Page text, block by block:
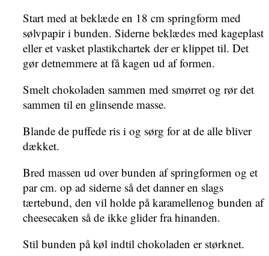
Start med at beklæde en 18 cm springform med
sølvpapir i bunden. Siderne beklædes med kageplast
eller et vasket plastikchartek der er klippet til. Det
gør detnemmere at få kagen ud af formen.
Smelt chokoladen sammen med smørret og rør det
sammen til en glinsende masse.
Blande de puffede ris i og sørg for at de alle bliver
dækket.
Bred massen ud over bunden af springformen og et
par cm. op ad siderne så det danner en slags
tærtebund, den vil holde på karamellenog bunden af
cheesecaken så de ikke glider fra hinanden.
Stil bunden på køl indtil chokoladen er størknet.